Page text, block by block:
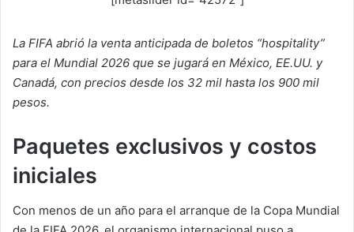
La FIFA abrió la venta anticipada de boletos “hospitality”
para el Mundial 2026 que se jugará en México, EE.UU. y
Canadá, con precios desde los 32 mil hasta los 900 mil
pesos.
Paquetes exclusivos y costos
iniciales
Con menos de un año para el arranque de la Copa Mundial